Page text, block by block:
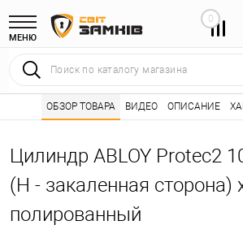
МЕНЮ
0
Интернет магазин замков Каталог
Цилиндр ABLOY Protec2
(H - закаленная сторона)
полированный
ОБЗОР ТОВАРА ВИДЕО ОПИСАНИЕ